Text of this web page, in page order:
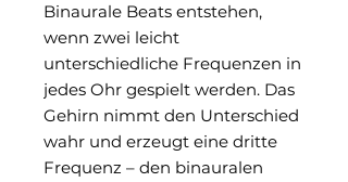
Binaurale Beats entstehen,
wenn zwei leicht
unterschiedliche Frequenzen in
jedes Ohr gespielt werden. Das
Gehirn nimmt den Unterschied
wahr und erzeugt eine dritte
Frequenz – den binauralen